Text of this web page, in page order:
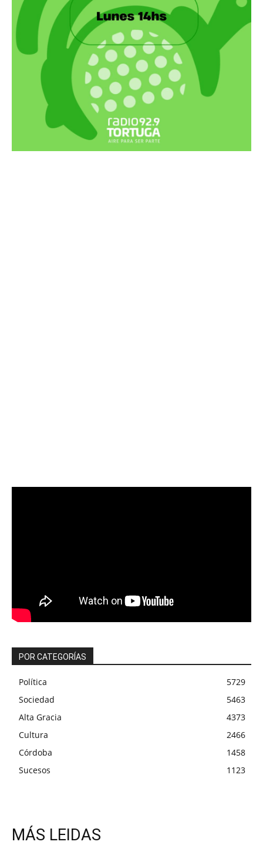
POR CATEGORÍAS
Política
5729
Sociedad
5463
Alta Gracia
4373
Cultura
2466
Córdoba
1458
Sucesos
1123
MÁS LEIDAS